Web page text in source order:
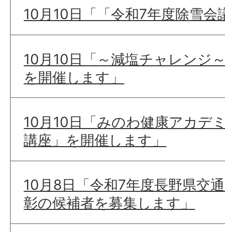
10月10日「「令和7年度除雪会
10月10日「～減塩チャレンジ
を開催します」
10月10日「みのわ健康アカデ
講座」を開催します」
10月8日「令和7年度長野県交
彰の候補者を募集します」